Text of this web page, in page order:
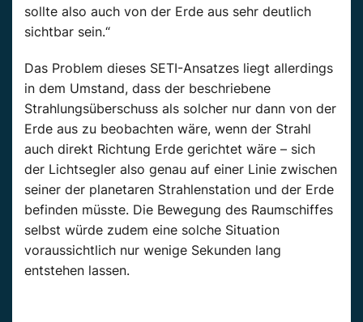
sollte also auch von der Erde aus sehr deutlich
sichtbar sein.“
Das Problem dieses SETI-Ansatzes liegt allerdings
in dem Umstand, dass der beschriebene
Strahlungsüberschuss als solcher nur dann von der
Erde aus zu beobachten wäre, wenn der Strahl
auch direkt Richtung Erde gerichtet wäre – sich
der Lichtsegler also genau auf einer Linie zwischen
seiner der planetaren Strahlenstation und der Erde
befinden müsste. Die Bewegung des Raumschiffes
selbst würde zudem eine solche Situation
voraussichtlich nur wenige Sekunden lang
entstehen lassen.